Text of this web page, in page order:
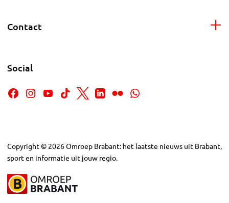
Contact
Social
Copyright © 2026Omroep Brabant: het laatste nieuws uit Brabant,
sport en informatie uit jouw regio.